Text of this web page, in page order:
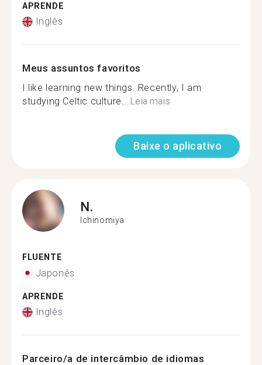
APRENDE
Inglês
Meus assuntos favoritos
I like learning new things. Recently, I am
studying Celtic culture...Leia mais
Baixe o aplicativo
N.
Ichinomiya
FLUENTE
Japonês
APRENDE
Inglês
Parceiro/a de intercâmbio de idiomas